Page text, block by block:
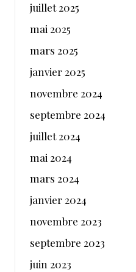
juillet 2025
mai 2025
mars 2025
janvier 2025
novembre 2024
septembre 2024
juillet 2024
mai 2024
mars 2024
janvier 2024
novembre 2023
septembre 2023
juin 2023